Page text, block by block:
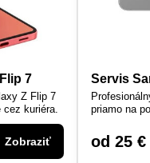
7
Z Flip 7
kuriéra.
Zobraziť
Servis
priamo na
od 25 €